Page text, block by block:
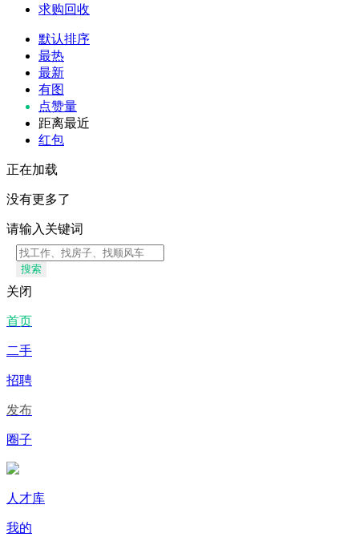
求购回收
默认排序
最热
最新
有图
点赞量
距离最近
红包
正在加载
没有更多了
请输入关键词
搜索
关闭
首页
二手
招聘
发布
圈子
人才库
我的